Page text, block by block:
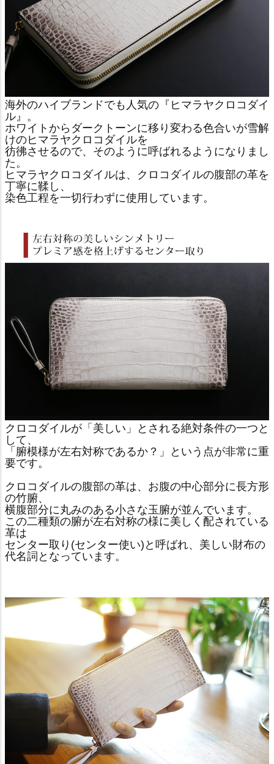
海外のハイブランドでも人気の『ヒマラヤクロコダイ
ル』。
ホワイトからダークトーンに移り変わる色合いが雪解
けのヒマラヤクロコダイルを
彷彿させるので、そのように呼ばれるようになりまし
た。
ヒマラヤクロコダイルは、クロコダイルの腹部の革を
丁寧に鞣し、
染色工程を一切行わずに使用しています。
クロコダイルが「美しい」とされる絶対条件の一つと
して、
「腑模様が左右対称であるか？」という点が非常に重
要です。
クロコダイルの腹部の革は、お腹の中心部分に長方形
の竹腑、
横腹部分に丸みのある小さな玉腑が並んでいます。
この二種類の腑が左右対称の様に美しく配されている
革は
センター取り(センター使い)と呼ばれ、美しい財布の
代名詞となっています。